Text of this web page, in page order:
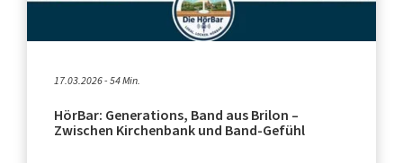
17.03.2026 - 54 Min.
HörBar: Generations, Band aus Brilon –
Zwischen Kirchenbank und Band-Gefühl